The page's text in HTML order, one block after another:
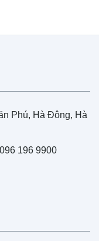
Phú, Hà Đông, Hà
196 9900